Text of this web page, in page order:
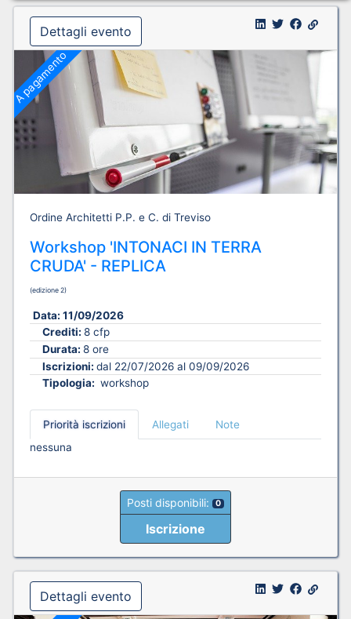
Dettagli evento
A pagamento
Ordine Architetti P.P. e C. di Treviso
Workshop 'INTONACI IN TERRA
CRUDA' - REPLICA
(edizione 2)
Data: 11/09/2026
Crediti: 8 cfp
Durata: 8 ore
Iscrizioni: dal 22/07/2026 al 09/09/2026
Tipologia: workshop
Priorità iscrizioni Allegati
Note
nessuna
Posti disponibili: 0
Iscrizione
Dettagli evento